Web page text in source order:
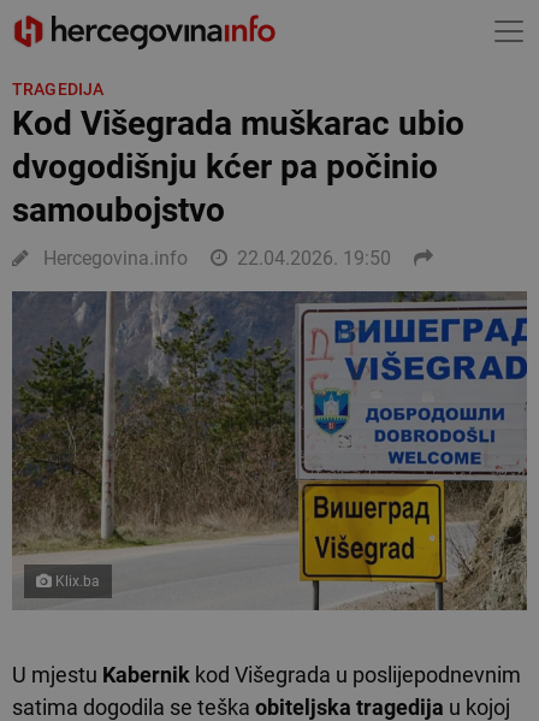
TRAGEDIJA
Kod Višegrada muškarac ubio
dvogodišnju kćer pa počinio
samoubojstvo
Hercegovina.info 22.04.2026. 19:50
Klix.ba
U mjestu Kabernik kod Višegrada u poslijepodnevnim
satima dogodila se teška obiteljska tragedija u kojoj